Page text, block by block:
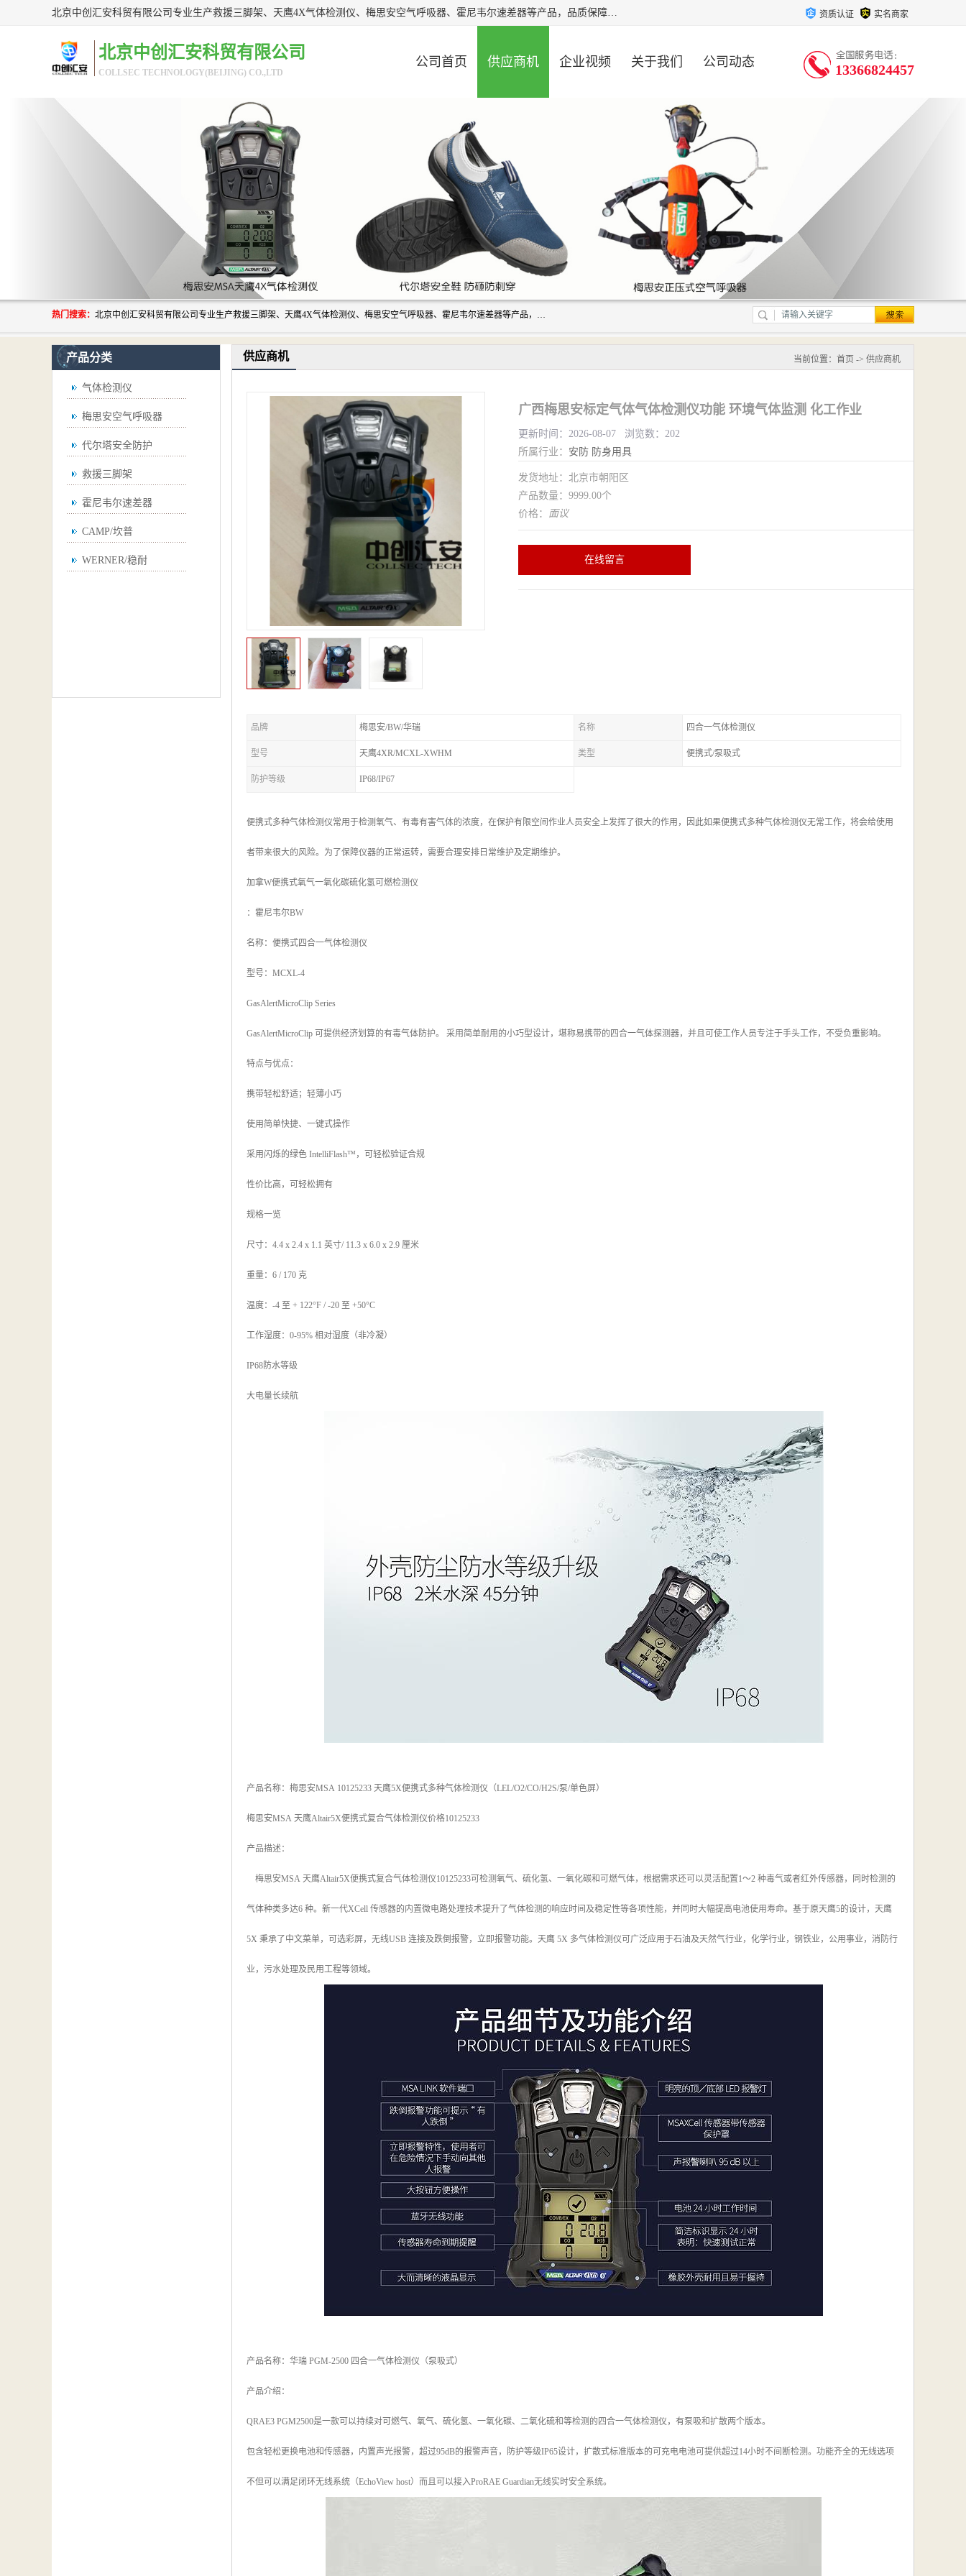
北京中创汇安科贸有限公司专业生产救援三脚架、天鹰4X气体检测仪、梅思安空气呼吸器、霍尼韦尔速差器等产品，品质保障，价格合理，欢迎在线致电咨询。 资质认证 实名商家
北京中创汇安科贸有限公司
COLLSEC TECHNOLOGY(BEIJING) CO.,LTD
公司首页 供应商机 企业视频 关于我们 公司动态 13366824457
热门搜索： 北京中创汇安科贸有限公司专业生产救援三脚架、天鹰4X气体检测仪、梅思安空气呼吸器、霍尼韦尔速差器等产品，品质保障，价格合理，欢迎在线致电咨询。
产品分类
气体检测仪
梅思安空气呼吸器
代尔塔安全防护
救援三脚架
霍尼韦尔速差器
CAMP/坎普
WERNER/稳耐
供应商机 当前位置： 首页 -> 供应商机
广西梅思安标定气体气体检测仪功能 环境气体监测 化工作业
更新时间：2026-08-07 浏览数：202
所属行业： 安防 防身用具
发货地址：北京市朝阳区
产品数量：9999.00个
价格： 面议
在线留言
品牌 梅思安/BW/华瑞 名称 四合一气体检测仪
型号 天鹰4XR/MCXL-XWHM 类型 便携式/泵吸式
防护等级 IP68/IP67
便携式多种气体检测仪常用于检测氧气、有毒有害气体的浓度，在保护有限空间作业人员安全上发挥了很大的作用，因此如果便携式多种气体检测仪无常工作，将会给使用
者带来很大的风险。为了保障仪器的正常运转，需要合理安排日常维护及定期维护。
加拿W便携式氧气一氧化碳硫化氢可燃检测仪
：霍尼韦尔BW
名称：便携式四合一气体检测仪
型号：MCXL-4
GasAlertMicroClip Series
GasAlertMicroClip 可提供经济划算的有毒气体防护。 采用简单耐用的小巧型设计，堪称易携带的四合一气体探测器，并且可使工作人员专注于手头工作，不受负重影响。
特点与优点：
携带轻松舒适；轻薄小巧
使用简单快捷、一键式操作
采用闪烁的绿色 IntelliFlash™，可轻松验证合规
性价比高，可轻松拥有
规格一览
尺寸：4.4 x 2.4 x 1.1 英寸/ 11.3 x 6.0 x 2.9 厘米
重量：6 / 170 克
温度：-4 至 + 122°F / -20 至 +50°C
工作湿度：0-95% 相对湿度（非冷凝）
IP68防水等级
大电量长续航
产品名称：梅思安MSA 10125233 天鹰5X便携式多种气体检测仪（LEL/O2/CO/H2S/泵/单色屏）
梅思安MSA 天鹰Altair5X便携式复合气体检测仪价格10125233
产品描述：
梅思安MSA 天鹰Altair5X便携式复合气体检测仪10125233可检测氧气、硫化氢、一氧化碳和可燃气体，根据需求还可以灵活配置1～2 种毒气或者红外传感器，同时检测的
气体种类多达6 种。新一代XCell 传感器的内置微电路处理技术提升了气体检测的响应时间及稳定性等各项性能，并同时大幅提高电池使用寿命。基于原天鹰5的设计，天鹰
5X 秉承了中文菜单，可选彩屏，无线USB 连接及跌倒报警，立即报警功能。天鹰 5X 多气体检测仪可广泛应用于石油及天然气行业，化学行业，钢铁业，公用事业，消防行
业，污水处理及民用工程等领域。
产品名称：华瑞 PGM-2500 四合一气体检测仪（泵吸式）
产品介绍：
QRAE3 PGM2500是一款可以持续对可燃气、氧气、硫化氢、一氧化碳、二氧化硫和等检测的四合一气体检测仪，有泵吸和扩散两个版本。
包含轻松更换电池和传感器，内置声光报警，超过95dB的报警声音，防护等级IP65设计，扩散式标准版本的可充电电池可提供超过14小时不间断检测。功能齐全的无线选项
不但可以满足闭环无线系统（EchoView host）而且可以接入ProRAE Guardian无线实时安全系统。